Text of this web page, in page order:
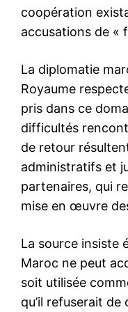
À propos
Nous contacter
Formules
Mon compte
Related
Turquie interpellent l’ONU
La situation humanitaire à
Alep | L’intelligence de
l’information
L’Arabie saoudite, le Qatar,